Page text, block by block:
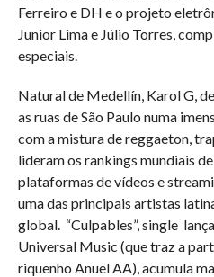
Ferreiro e DH e o projeto
Junior Lima e Júlio Torres,
especiais.
Natural de Medellín, Karol G,
as ruas de São Paulo numa
com a mistura de reggaeton,
lideram os rankings mundiais
plataformas de vídeos e
uma das principais artistas
global. “Culpables”, single
Universal Music (que traz a
riquenho Anuel AA), acumula